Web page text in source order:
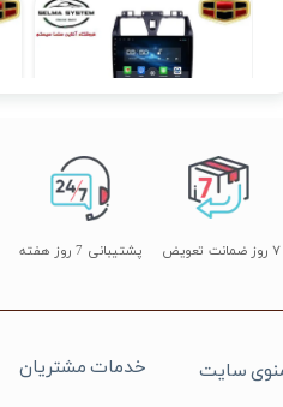
فابریکی اندروید جیلی امگرند 7 فول تاچ مدل T3L
۱۲,۹۰۰,۰۰۰ تومان
پشتیبانی 7 روز هفته ۷ روز ضمانت تعویض
خدمات مشتریان سایت